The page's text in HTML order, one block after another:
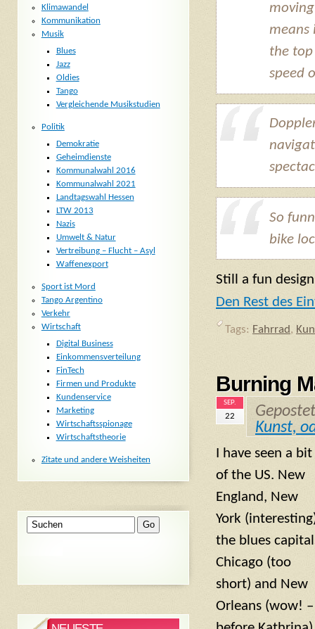
means
the
speed
So
bike
Still a fun
Den Rest des
Tags: Fahrrad,
Burning
SEP.
22
Kunst,
I have seen a bit
of the US. New
England, New
York
the blues
Chicago (too
short) and New
Orleans (wow! –
Klimawandel
Kommunikation
Musik
Blues
Jazz
Oldies
Tango
Vergleichende Musikstudien
Politik
Demokratie
Geheimdienste
Kommunalwahl 2016
Kommunalwahl 2021
Landtagswahl Hessen
LTW 2013
Nazis
Umwelt & Natur
Vertreibung – Flucht – Asyl
Waffenexport
Sport ist Mord
Tango Argentino
Verkehr
Wirtschaft
Digital Business
Einkommensverteilung
FinTech
Firmen und Produkte
Kundenservice
Marketing
Wirtschaftsspionage
Wirtschaftstheorie
Zitate und andere Weisheiten